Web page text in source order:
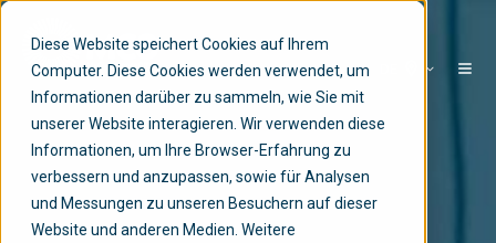
Diese Website speichert Cookies auf Ihrem
Computer. Diese Cookies werden verwendet, um
Informationen darüber zu sammeln, wie Sie mit
unserer Website interagieren. Wir verwenden diese
Informationen, um Ihre Browser-Erfahrung zu
verbessern und anzupassen, sowie für Analysen
und Messungen zu unseren Besuchern auf dieser
Website und anderen Medien. Weitere